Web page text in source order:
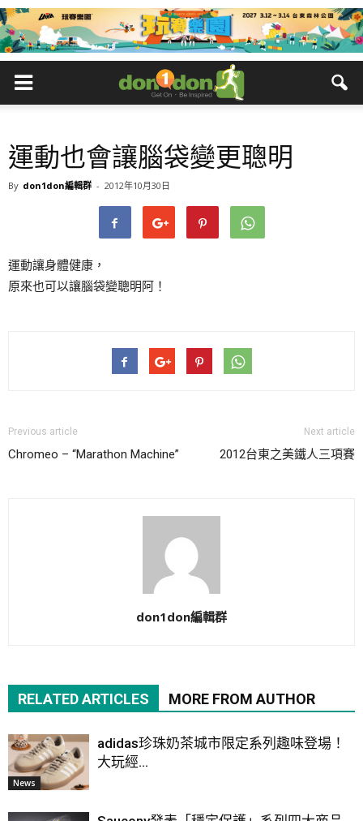
運動也會讓腦袋變更聰明
By don1don編輯群 - 2012年10月30日
運動讓身體健康，
原來也可以讓腦袋變聰明阿！
Previous article
Chromeo – “Marathon Machine”
Next article
2012台東之美鐵人三項賽
don1don編輯群
RELATED ARTICLES MORE FROM AUTHOR
News
adidas珍珠奶茶城市限定系列趣味登場！
大玩經...